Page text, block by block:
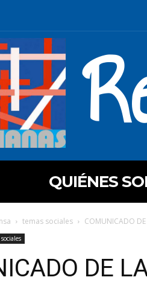
QUIÉNES
temas sociales COMUNICADO DE
DE